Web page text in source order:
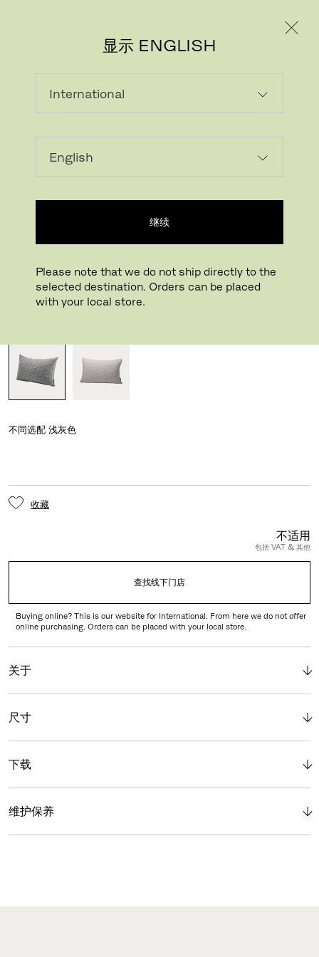
显示 ENGLISH
继续
Please note that we do not ship directly to the
selected destination. Orders can be placed
with your local store.
下载图片 点击放大
AJ CUSHION
设计师 Arne Jacobsen,2016
不同选配 浅灰色
收藏
不适用
包括 VAT & 其他
查找线下门店
Buying online? This is our website for International. From here we do not offer
online purchasing. Orders can be placed with your local store.
关于
尺寸
下载
维护保养